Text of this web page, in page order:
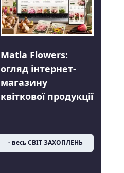
Matla Flowers:
огляд інтернет-
магазину
квіткової продукції
- весь СВІТ ЗАХОПЛЕНЬ